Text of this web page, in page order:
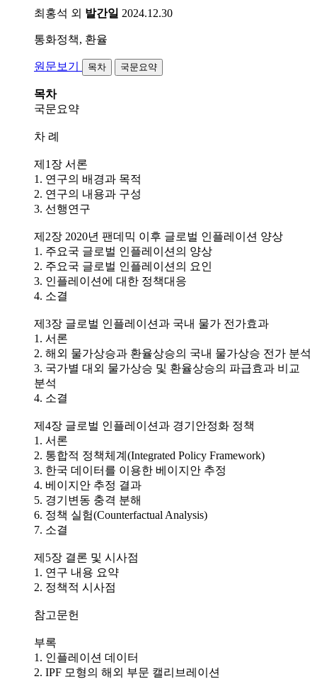
최홍석 외 발간일 2024.12.30
통화정책, 환율
원문보기 목차 국문요약
목차
국문요약
차 례
제1장 서론
1. 연구의 배경과 목적
2. 연구의 내용과 구성
3. 선행연구
제2장 2020년 팬데믹 이후 글로벌 인플레이션 양상
1. 주요국 글로벌 인플레이션의 양상
2. 주요국 글로벌 인플레이션의 요인
3. 인플레이션에 대한 정책대응
4. 소결
제3장 글로벌 인플레이션과 국내 물가 전가효과
1. 서론
2. 해외 물가상승과 환율상승의 국내 물가상승 전가 분석
3. 국가별 대외 물가상승 및 환율상승의 파급효과 비교
분석
4. 소결
제4장 글로벌 인플레이션과 경기안정화 정책
1. 서론
2. 통합적 정책체계(Integrated Policy Framework)
3. 한국 데이터를 이용한 베이지안 추정
4. 베이지안 추정 결과
5. 경기변동 충격 분해
6. 정책 실험(Counterfactual Analysis)
7. 소결
제5장 결론 및 시사점
1. 연구 내용 요약
2. 정책적 시사점
참고문헌
부록
1. 인플레이션 데이터
2. IPF 모형의 해외 부문 캘리브레이션